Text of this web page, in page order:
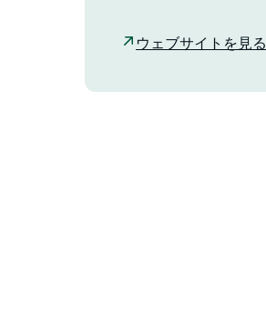
ウェブサイトを見る